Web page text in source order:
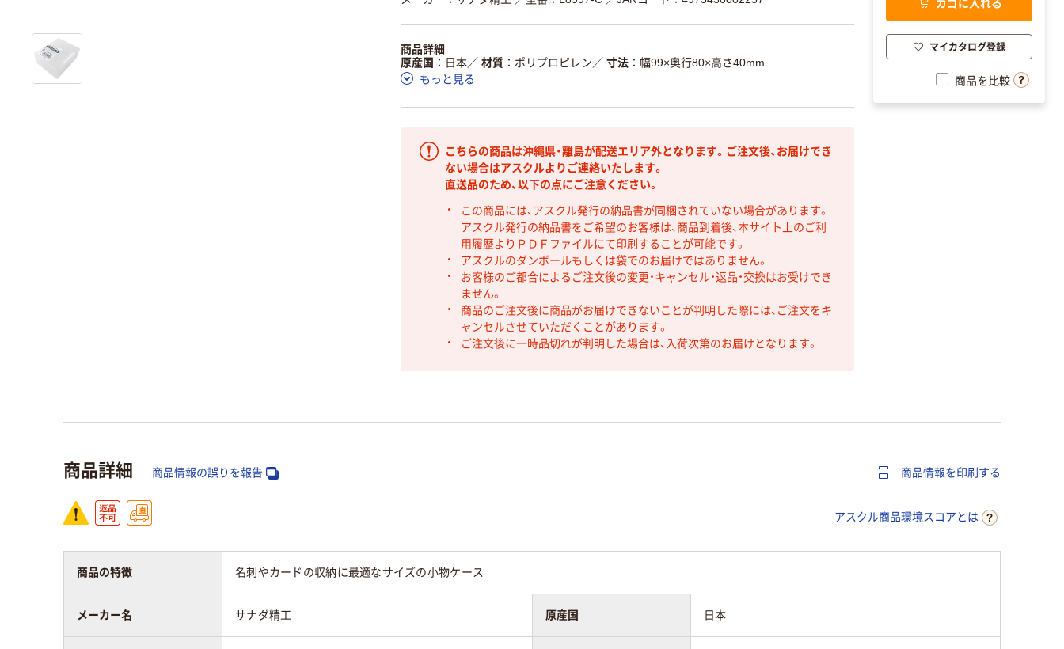
商品詳細
原産国
日本／ 材質 ポリプロピレン ／ 寸法
幅99×奥行80×高さ40mm
もっと見る
こちらの商品は沖縄県・離島が配送エリア外となります。ご注文後、お届けでき
ない場合はアスクルよりご連絡いたします。
直送品のため、以下の点にご注意ください。
この商品には、アスクル発行の納品書が同梱されていない場合があります。
アスクル発行の納品書をご希望のお客様は、商品到着後、本サイト上のご利
用履歴よりＰＤＦファイルにて印刷することが可能です。
アスクルのダンボールもしくは袋でのお届けではありません。
お客様のご都合によるご注文後の変更・キャンセル・返品・交換はお受けでき
ません。
商品のご注文後に商品がお届けできないことが判明した際には、ご注文をキ
ャンセルさせていただくことがあります。
ご注文後に一時品切れが判明した場合は、入荷次第のお届けとなります。
マイカタログ登録
商品を比較
商品詳細 商品情報の誤りを報告 商品情報を印刷する
アスクル商品環境スコアとは
商品の特徴 名刺やカードの収納に最適なサイズの小物ケース
メーカー名 サナダ精工 原産国 日本